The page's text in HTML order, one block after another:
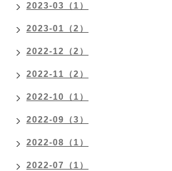
2023-03（1）
2023-01（2）
2022-12（2）
2022-11（2）
2022-10（1）
2022-09（3）
2022-08（1）
2022-07（1）